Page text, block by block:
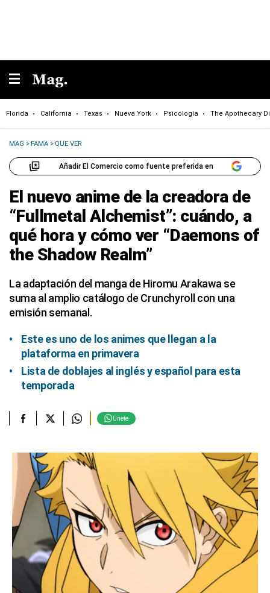
Florida California Texas Nueva York Psicología The Apothecary
MAG >FAMA > QUE VER
Añadir El Comercio como fuente preferida en
El nuevo anime de la creadora de
“Fullmetal Alchemist”: cuándo, a
qué hora y cómo ver “Daemons of
the Shadow Realm”
La adaptación del manga de Hiromu Arakawa se
suma al amplio catálogo de Crunchyroll con una
emisión semanal.
Este es uno de los animes que llegan a la
plataforma en primavera
Lista de doblajes al inglés y español para esta
temporada
Únete